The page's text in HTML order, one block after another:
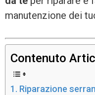
manutenzione dei
Contenuto
Riparazione